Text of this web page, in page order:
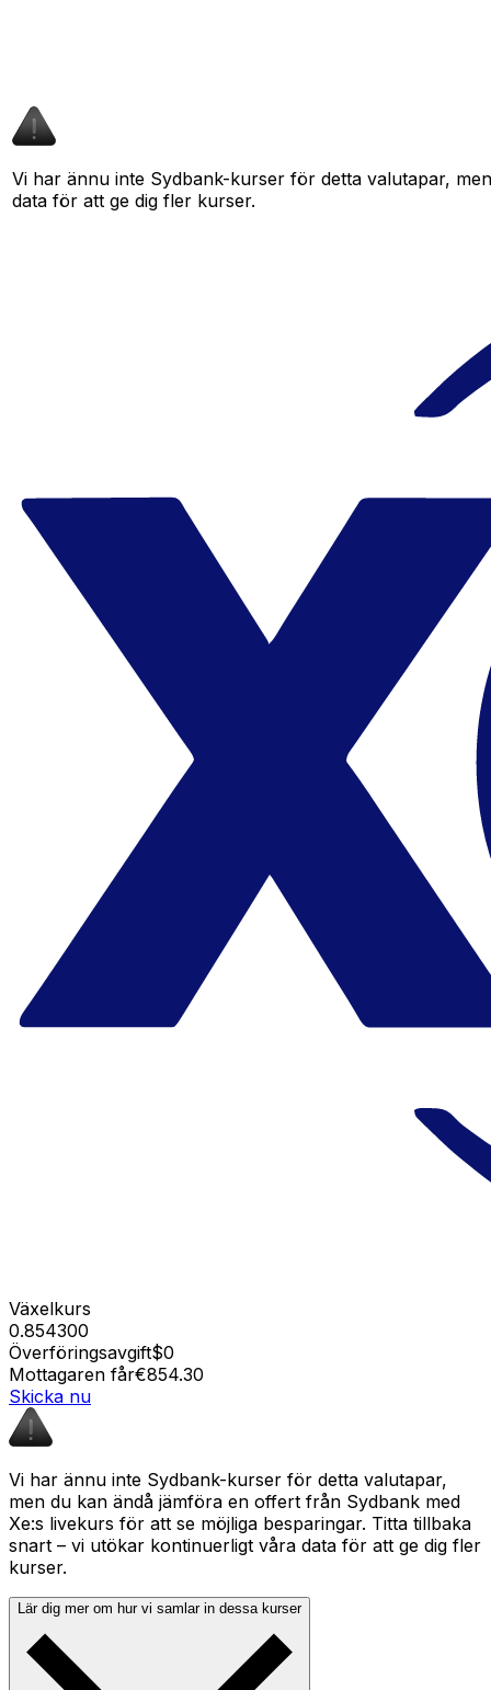
Vi har ännu inte Sydbank-kurser för detta valutapar,
data för att ge dig fler kurser.
Växelkurs
0.854300
Överföringsavgift$0
Mottagaren får€854.30
Skicka nu
Vi har ännu inte Sydbank-kurser för detta valutapar,
men du kan ändå jämföra en offert från Sydbank med
Xe:s livekurs för att se möjliga besparingar. Titta tillbaka
snart – vi utökar kontinuerligt våra data för att ge dig fler
kurser.
Lär dig mer om hur vi samlar in dessa kurser